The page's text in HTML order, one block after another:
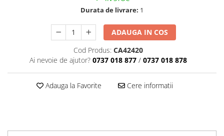
Durata de livrare: 1
ADAUGA IN COS
Cod Produs: CA42420
Ai nevoie de ajutor? 0737 018 877 / 0737 018 878
Adauga la Favorite Cere informatii